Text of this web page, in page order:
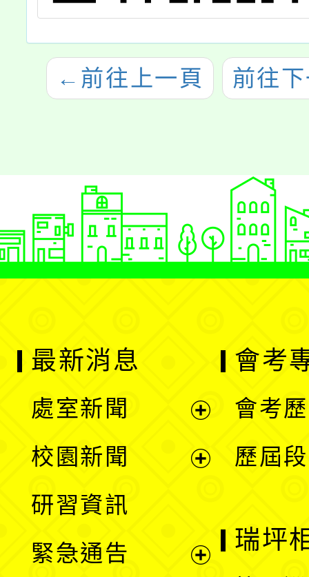
← 前往上一頁 前往
最新消息
處室新聞
單
校園新聞
選
研習資訊
緊急通告
會考
會考
歷屆
瑞坪